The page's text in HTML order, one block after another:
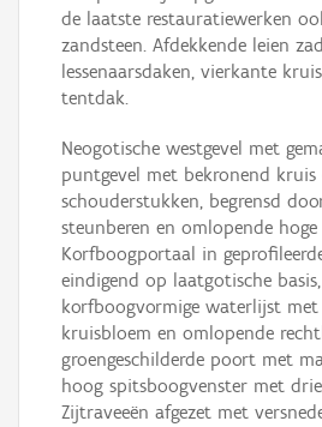
de laatste restauratiewerken
zandsteen. Afdekkende leien
lessenaarsdaken, vierkante
tentdak.
Neogotische westgevel met
puntgevel met bekronend kruis
schouderstukken, begrensd
steunberen en omlopende
Korfboogportaal in
eindigend op laatgotische
korfboogvormige waterlijst met
kruisbloem en omlopende
groengeschilderde poort met
hoog spitsboogvenster met
Zijtraveeën afgezet met